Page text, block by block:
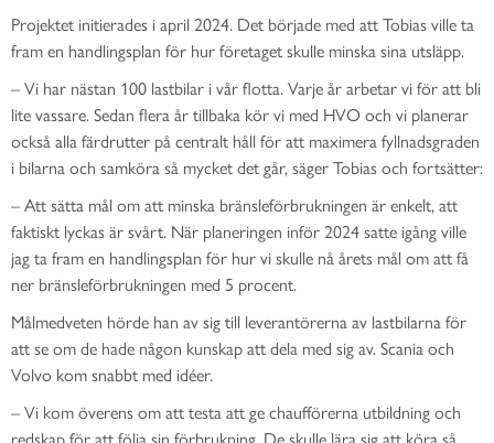
Projektet initierades i april 2024. Det började med att Tobias ville ta
fram en handlingsplan för hur företaget skulle minska sina utsläpp.
– Vi har nästan 100 lastbilar i vår flotta. Varje år arbetar vi för att bli
lite vassare. Sedan flera år tillbaka kör vi med HVO och vi planerar
också alla färdrutter på centralt håll för att maximera fyllnadsgraden
i bilarna och samköra så mycket det går, säger Tobias och fortsätter:
– Att sätta mål om att minska bränsleförbrukningen är enkelt, att
faktiskt lyckas är svårt. När planeringen inför 2024 satte igång ville
jag ta fram en handlingsplan för hur vi skulle nå årets mål om att få
ner bränsleförbrukningen med 5 procent.
Målmedveten hörde han av sig till leverantörerna av lastbilarna för
att se om de hade någon kunskap att dela med sig av. Scania och
Volvo kom snabbt med idéer.
– Vi kom överens om att testa att ge chaufförerna utbildning och
redskap för att följa sin förbrukning. De skulle lära sig att köra så